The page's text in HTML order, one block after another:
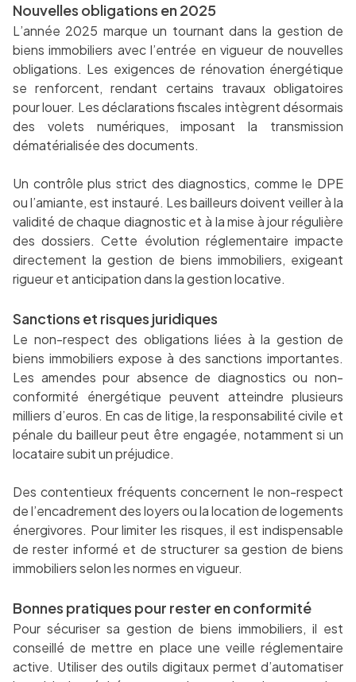
Nouvelles obligations en 2025
L’année 2025 marque un tournant dans la gestion de
biens immobiliers avec l’entrée en vigueur de nouvelles
obligations. Les exigences de rénovation énergétique
se renforcent, rendant certains travaux obligatoires
pour louer. Les déclarations fiscales intègrent désormais
des volets numériques, imposant la transmission
dématérialisée des documents.
Un contrôle plus strict des diagnostics, comme le DPE
ou l’amiante, est instauré. Les bailleurs doivent veiller à la
validité de chaque diagnostic et à la mise à jour régulière
des dossiers. Cette évolution réglementaire impacte
directement la gestion de biens immobiliers, exigeant
rigueur et anticipation dans la gestion locative.
Sanctions et risques juridiques
Le non-respect des obligations liées à la gestion de
biens immobiliers expose à des sanctions importantes.
Les amendes pour absence de diagnostics ou non-
conformité énergétique peuvent atteindre plusieurs
milliers d’euros. En cas de litige, la responsabilité civile et
pénale du bailleur peut être engagée, notamment si un
locataire subit un préjudice.
Des contentieux fréquents concernent le non-respect
de l’encadrement des loyers ou la location de logements
énergivores. Pour limiter les risques, il est indispensable
de rester informé et de structurer sa gestion de biens
immobiliers selon les normes en vigueur.
Bonnes pratiques pour rester en conformité
Pour sécuriser sa gestion de biens immobiliers, il est
conseillé de mettre en place une veille réglementaire
active. Utiliser des outils digitaux permet d’automatiser